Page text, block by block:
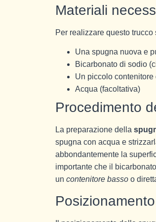
Materiali
Per realizzare questo
Una spugna nuova e
Bicarbonato di sodio
Un piccolo contenitore
Acqua (facoltativa)
Procedimento
La preparazione della
spugna con acqua e
abbondantemente la
importante che il
un contenitore basso o